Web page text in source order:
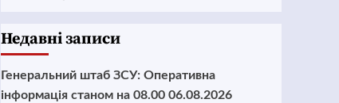
Недавні записи
Генеральний штаб ЗСУ: Оперативна
інформація станом на 08.00 06.08.2026